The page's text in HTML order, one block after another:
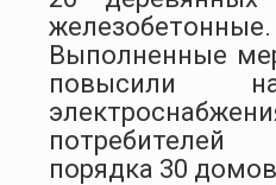
железобетонные.
Выполненные
повысили
порядка 30